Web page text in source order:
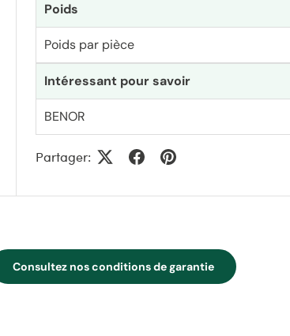
Poids
Poids par pièce
Intéressant pour savoir
BENOR
Partager:
Consultez nos conditions de garantie